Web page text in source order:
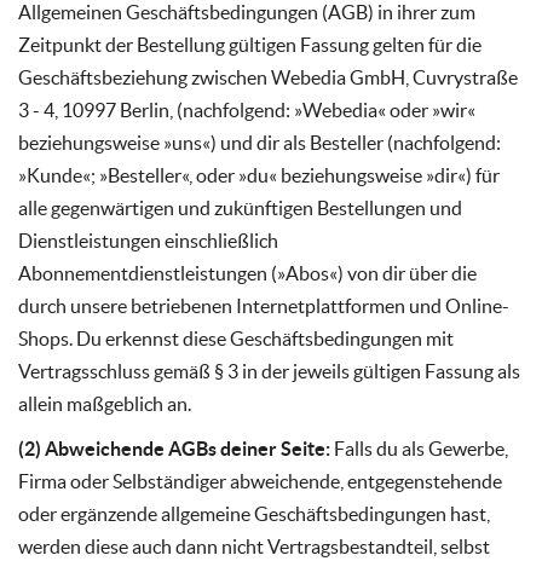
Allgemeinen Geschäftsbedingungen (AGB) in ihrer zum
Zeitpunkt der Bestellung gültigen Fassung gelten für die
Geschäftsbeziehung zwischen Webedia GmbH, Cuvrystraße
3 - 4, 10997 Berlin, (nachfolgend: »Webedia« oder »wir«
beziehungsweise »uns«) und dir als Besteller (nachfolgend:
»Kunde«; »Besteller«, oder »du« beziehungsweise »dir«) für
alle gegenwärtigen und zukünftigen Bestellungen und
Dienstleistungen einschließlich
Abonnementdienstleistungen (»Abos«) von dir über die
durch unsere betriebenen Internetplattformen und Online-
Shops. Du erkennst diese Geschäftsbedingungen mit
Vertragsschluss gemäß § 3 in der jeweils gültigen Fassung als
allein maßgeblich an.
(2) Abweichende AGBs deiner Seite: Falls du als Gewerbe,
Firma oder Selbständiger abweichende, entgegenstehende
oder ergänzende allgemeine Geschäftsbedingungen hast,
werden diese auch dann nicht Vertragsbestandteil, selbst